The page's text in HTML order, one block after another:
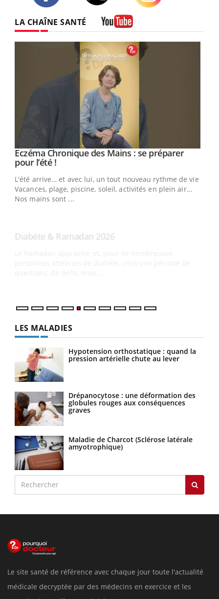
LA CHAÎNE SANTÉ
Youtube
Eczéma Chronique des Mains : se préparer
pour l’été !Youtube
L'été arrive… et avec lui, un tout nouveau rythme de vie !
Vacances, plage, piscine, soleil, activités en plein air…
Nos mains sont ...
Youtube
Diabète & Ramadan 2026Youtube
Le Ramadan approche, et, pour de nombreuses
personnes atteintes de diabète, c'est une période de
questions, de défis, mais ...
LES MALADIES
Hypotension orthostatique : quand la
pression artérielle chute au lever
Drépanocytose : une déformation des
globules rouges aux conséquences
graves
Maladie de Charcot (Sclérose latérale
amyotrophique)
Le site santé de référence avec chaque jour toute l'actualité
médicale decryptée par des médecins en exercice et les